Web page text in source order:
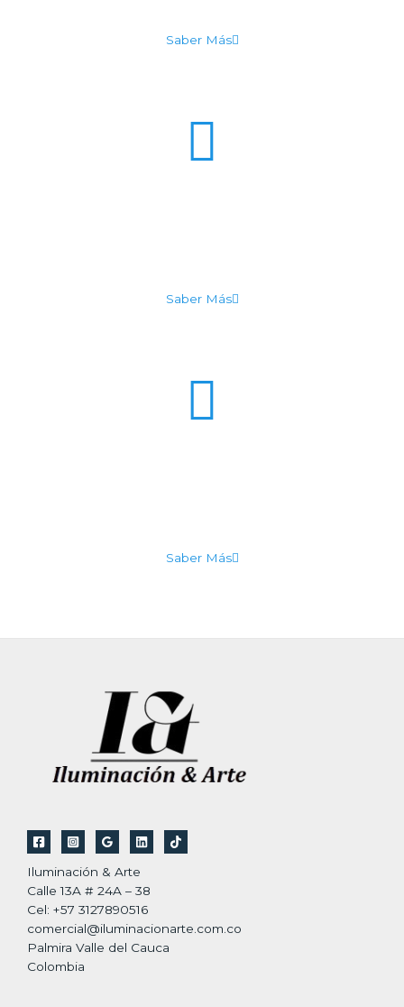
Saber Más
Saber Más
Saber Más
Iluminación & Arte
Calle 13A # 24A – 38
Cel: +57 3127890516
comercial@iluminacionarte.com.co
Palmira Valle del Cauca
Colombia